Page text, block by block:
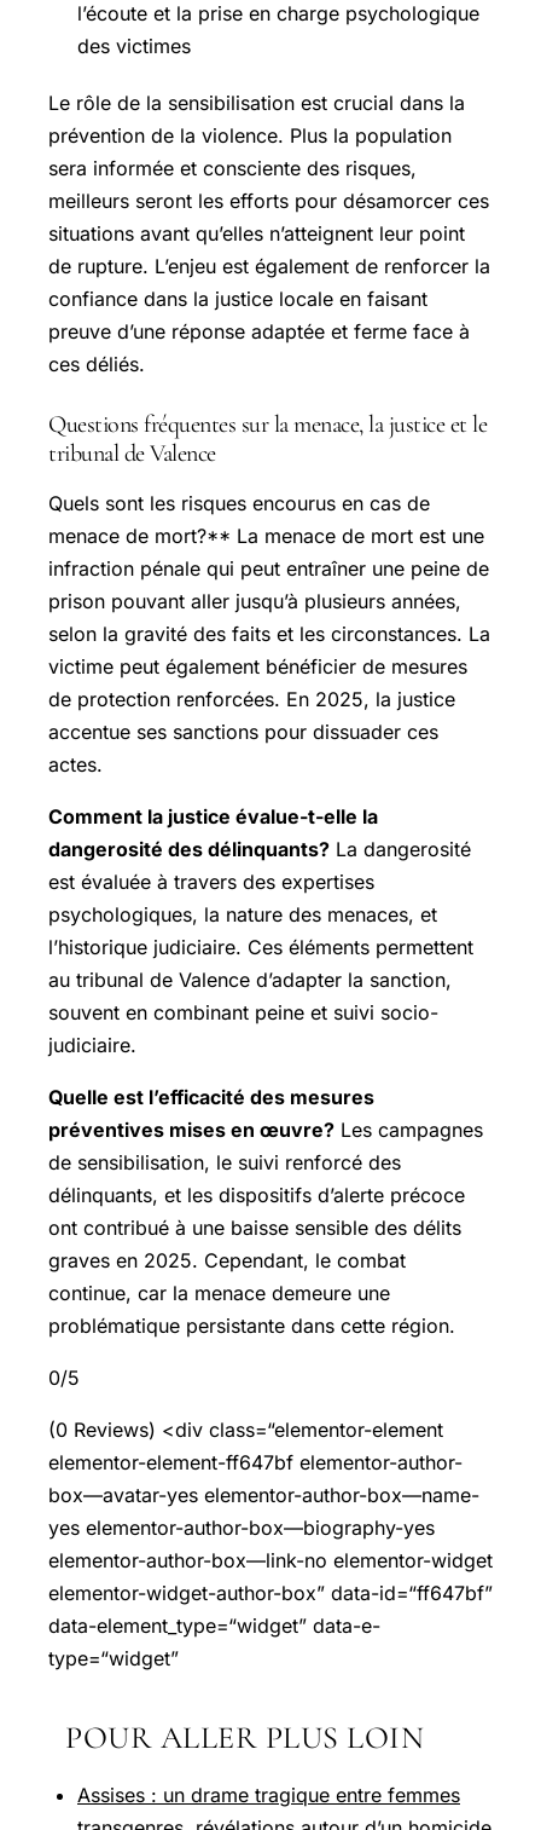
l’écoute et la prise en charge psychologique
des victimes
Le rôle de la sensibilisation est crucial dans la
prévention de la violence. Plus la population
sera informée et consciente des risques,
meilleurs seront les efforts pour désamorcer ces
situations avant qu’elles n’atteignent leur point
de rupture. L’enjeu est également de renforcer la
confiance dans la justice locale en faisant
preuve d’une réponse adaptée et ferme face à
ces déliés.
Questions fréquentes sur la menace, la justice et le
tribunal de Valence
Quels sont les risques encourus en cas de
menace de mort?** La menace de mort est une
infraction pénale qui peut entraîner une peine de
prison pouvant aller jusqu’à plusieurs années,
selon la gravité des faits et les circonstances. La
victime peut également bénéficier de mesures
de protection renforcées. En 2025, la justice
accentue ses sanctions pour dissuader ces
actes.
Comment la justice évalue-t-elle la
dangerosité des délinquants? La dangerosité
est évaluée à travers des expertises
psychologiques, la nature des menaces, et
l’historique judiciaire. Ces éléments permettent
au tribunal de Valence d’adapter la sanction,
souvent en combinant peine et suivi socio-
judiciaire.
Quelle est l’efficacité des mesures
préventives mises en œuvre? Les campagnes
de sensibilisation, le suivi renforcé des
délinquants, et les dispositifs d’alerte précoce
ont contribué à une baisse sensible des délits
graves en 2025. Cependant, le combat
continue, car la menace demeure une
problématique persistante dans cette région.
0/5
(0 Reviews) <div class=“elementor-element
elementor-element-ff647bf elementor-author-
box—avatar-yes elementor-author-box—name-
yes elementor-author-box—biography-yes
elementor-author-box—link-no elementor-widget
elementor-widget-author-box” data-id=“ff647bf”
data-element_type=“widget” data-e-
type=“widget”
POUR ALLER PLUS LOIN
Assises : un drame tragique entre femmes